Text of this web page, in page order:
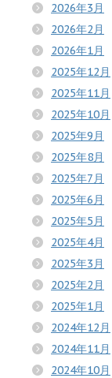
2026年3月
2026年2月
2026年1月
2025年12月
2025年11月
2025年10月
2025年9月
2025年8月
2025年7月
2025年6月
2025年5月
2025年4月
2025年3月
2025年2月
2025年1月
2024年12月
2024年11月
2024年10月